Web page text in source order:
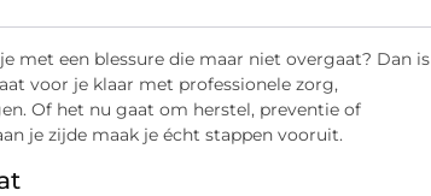
met een blessure die maar niet overgaat? Dan is
voor je klaar met professionele zorg,
Of het nu gaat om herstel, preventie of
je zijde maak je écht stappen vooruit.